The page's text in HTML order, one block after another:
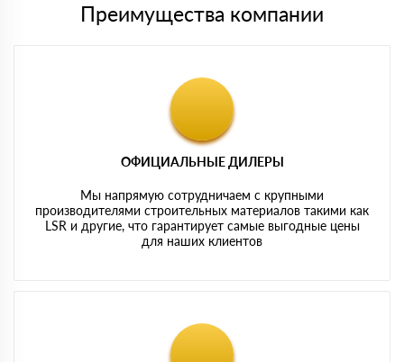
Преимущества компании
ОФИЦИАЛЬНЫЕ ДИЛЕРЫ
Мы напрямую сотрудничаем с крупными
производителями строительных материалов такими как
LSR и другие, что гарантирует самые выгодные цены
для наших клиентов